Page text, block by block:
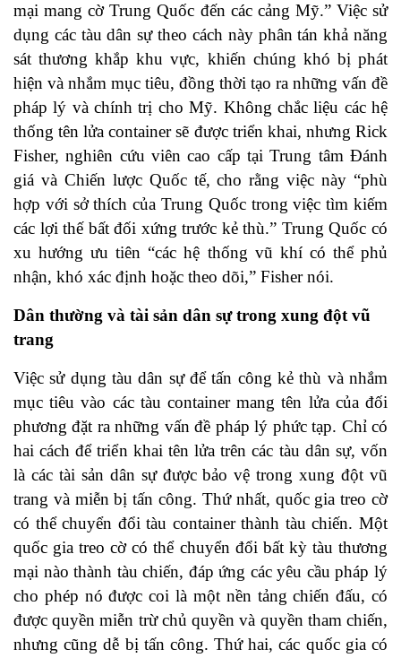
mại mang cờ Trung Quốc đến các cảng Mỹ.” Việc sử
dụng các tàu dân sự theo cách này phân tán khả năng
sát thương khắp khu vực, khiến chúng khó bị phát
hiện và nhắm mục tiêu, đồng thời tạo ra những vấn đề
pháp lý và chính trị cho Mỹ. Không chắc liệu các hệ
thống tên lửa container sẽ được triển khai, nhưng Rick
Fisher, nghiên cứu viên cao cấp tại Trung tâm Đánh
giá và Chiến lược Quốc tế, cho rằng việc này “phù
hợp với sở thích của Trung Quốc trong việc tìm kiếm
các lợi thế bất đối xứng trước kẻ thù.” Trung Quốc có
xu hướng ưu tiên “các hệ thống vũ khí có thể phủ
nhận, khó xác định hoặc theo dõi,” Fisher nói.
Dân thường và tài sản dân sự trong xung đột vũ
trang
Việc sử dụng tàu dân sự để tấn công kẻ thù và nhắm
mục tiêu vào các tàu container mang tên lửa của đối
phương đặt ra những vấn đề pháp lý phức tạp. Chỉ có
hai cách để triển khai tên lửa trên các tàu dân sự, vốn
là các tài sản dân sự được bảo vệ trong xung đột vũ
trang và miễn bị tấn công. Thứ nhất, quốc gia treo cờ
có thể chuyển đổi tàu container thành tàu chiến. Một
quốc gia treo cờ có thể chuyển đổi bất kỳ tàu thương
mại nào thành tàu chiến, đáp ứng các yêu cầu pháp lý
cho phép nó được coi là một nền tảng chiến đấu, có
được quyền miễn trừ chủ quyền và quyền tham chiến,
nhưng cũng dễ bị tấn công. Thứ hai, các quốc gia có